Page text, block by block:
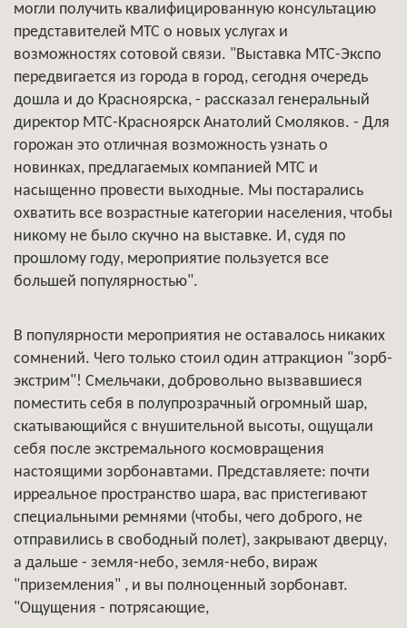
могли получить квалифицированную консультацию
представителей МТС о новых услугах и
возможностях сотовой связи. "Выставка МТС-Экспо
передвигается из города в город, сегодня очередь
дошла и до Красноярска, - рассказал генеральный
директор МТС-Красноярск Анатолий Смоляков. - Для
горожан это отличная возможность узнать о
новинках, предлагаемых компанией МТС и
насыщенно провести выходные. Мы постарались
охватить все возрастные категории населения, чтобы
никому не было скучно на выставке. И, судя по
прошлому году, мероприятие пользуется все
большей популярностью".
В популярности мероприятия не оставалось никаких
сомнений. Чего только стоил один аттракцион "зорб-
экстрим"! Смельчаки, добровольно вызвавшиеся
поместить себя в полупрозрачный огромный шар,
скатывающийся с внушительной высоты, ощущали
себя после экстремального космовращения
настоящими зорбонавтами. Представляете: почти
ирреальное пространство шара, вас пристегивают
специальными ремнями (чтобы, чего доброго, не
отправились в свободный полет), закрывают дверцу,
а дальше - земля-небо, земля-небо, вираж
"приземления" , и вы полноценный зорбонавт.
"Ощущения - потрясающие,